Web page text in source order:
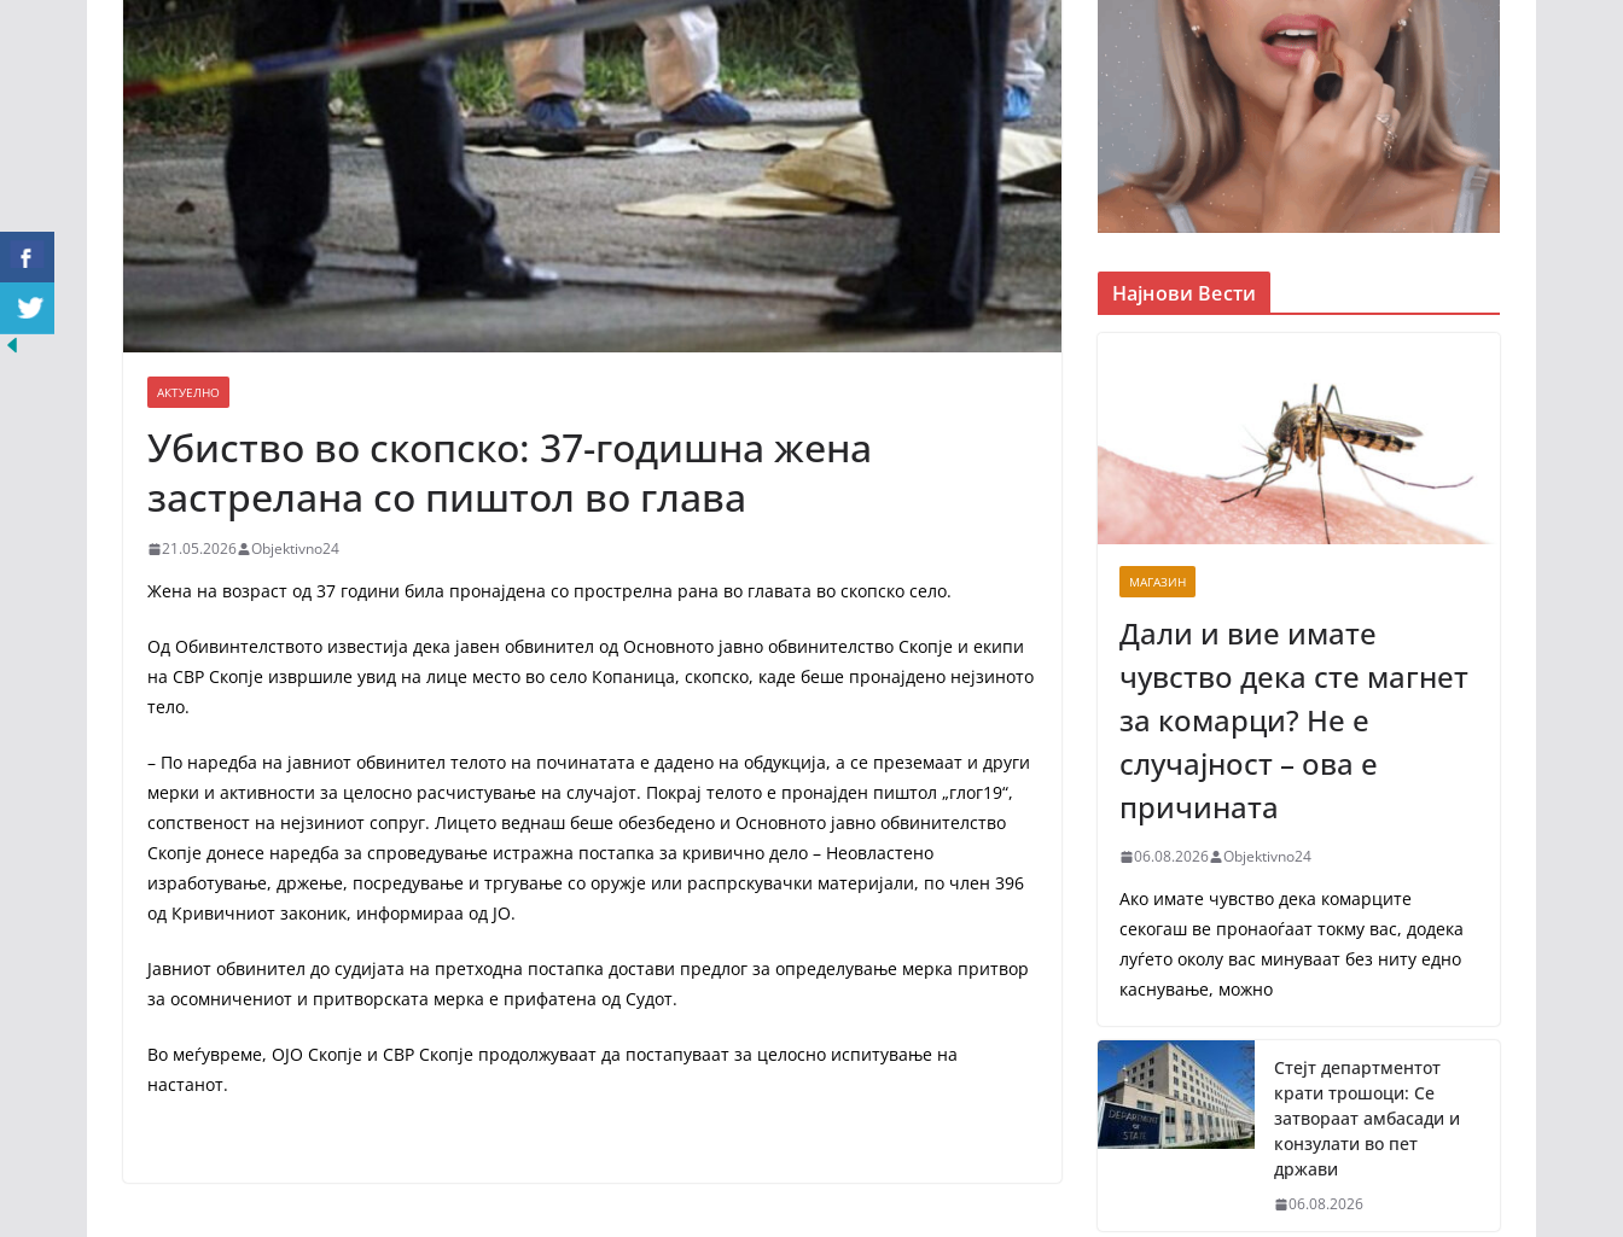
АКТУЕЛНО
Убиство во скопско: 37-годишна жена
застрелана со пиштол во глава
21.05.2026 Objektivno24
Жена на возраст од 37 години била пронајдена со прострелна рана во главата во скопско село.
Од Обивинтелството известија дека јавен обвинител од Основното јавно обвинителство Скопје и екипи
на СВР Скопје извршиле увид на лице место во село Копаница, скопско, каде беше пронајдено нејзиното
тело.
– По наредба на јавниот обвинител телото на починатата е дадено на обдукција, а се преземаат и други
мерки и активности за целосно расчистување на случајот. Покрај телото е пронајден пиштол „глог19“,
сопственост на нејзиниот сопруг. Лицето веднаш беше обезбедено и Основното јавно обвинителство
Скопје донесе наредба за спроведување истражна постапка за кривично дело – Неовластено
изработување, држење, посредување и тргување со оружје или распрскувачки материјали, по член 396
од Кривичниот законик, информираа од ЈО.
Јавниот обвинител до судијата на претходна постапка достави предлог за определување мерка притвор
за осомничениот и притворската мерка е прифатена од Судот.
Во меѓувреме, ОЈО Скопје и СВР Скопје продолжуваат да постапуваат за целосно испитување на
настанот.
Најнови Вести
МАГАЗИН
Дали и вие имате
чувство дека сте магнет
за комарци? Не е
случајност – ова е
причината
06.08.2026 Objektivno24
Ако имате чувство дека комарците
секогаш ве пронаоѓаат токму вас, додека
луѓето околу вас минуваат без ниту едно
каснување, можно
Стејт департментот
крати трошоци: Се
затвораат амбасади и
конзулати во пет
држави
06.08.2026